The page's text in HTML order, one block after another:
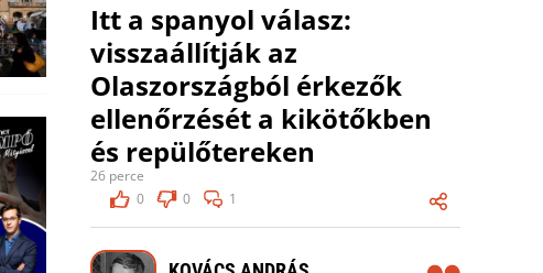
Itt a spanyol válasz:
visszaállítják az
Olaszországból érkezők
ellenőrzését a kikötőkben
és repülőtereken
26 perce
0
0 1